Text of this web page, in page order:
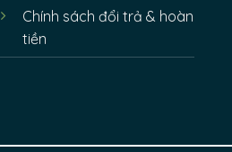
Chính sách đổi trả & hoàn
tiền